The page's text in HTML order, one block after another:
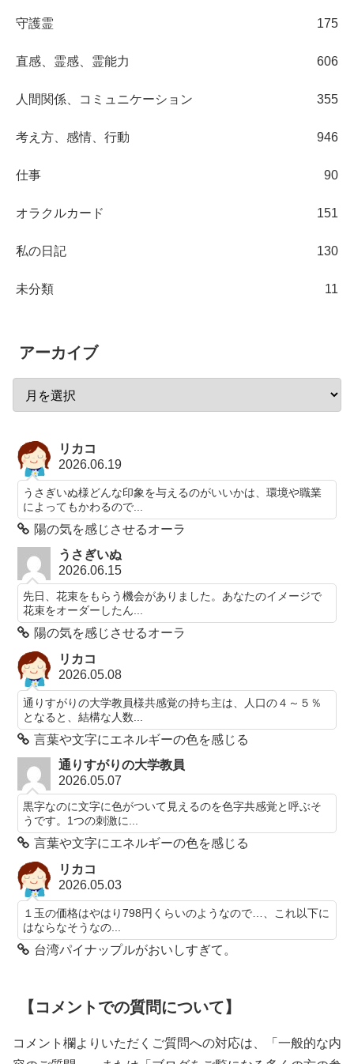
守護霊 175
直感、霊感、霊能力 606
人間関係、コミュニケーション 355
考え方、感情、行動 946
仕事 90
オラクルカード 151
私の日記 130
未分類 11
アーカイブ
リカコ
2026.06.19
うさぎいぬ様どんな印象を与えるのがいいかは、環境や職業
によってもかわるので...
陽の気を感じさせるオーラ
うさぎいぬ
2026.06.15
先日、花束をもらう機会がありました。あなたのイメージで
花束をオーダーしたん...
陽の気を感じさせるオーラ
リカコ
2026.05.08
通りすがりの大学教員様共感覚の持ち主は、人口の４～５％
となると、結構な人数...
言葉や文字にエネルギーの色を感じる
通りすがりの大学教員
2026.05.07
黒字なのに文字に色がついて見えるのを色字共感覚と呼ぶそ
うです。1つの刺激に...
言葉や文字にエネルギーの色を感じる
リカコ
2026.05.03
１玉の価格はやはり798円くらいのようなので…、これ以下に
はならなそうなの...
台湾パイナップルがおいしすぎて。
【コメントでの質問について】
コメント欄よりいただくご質問への対応は、「一般的な内